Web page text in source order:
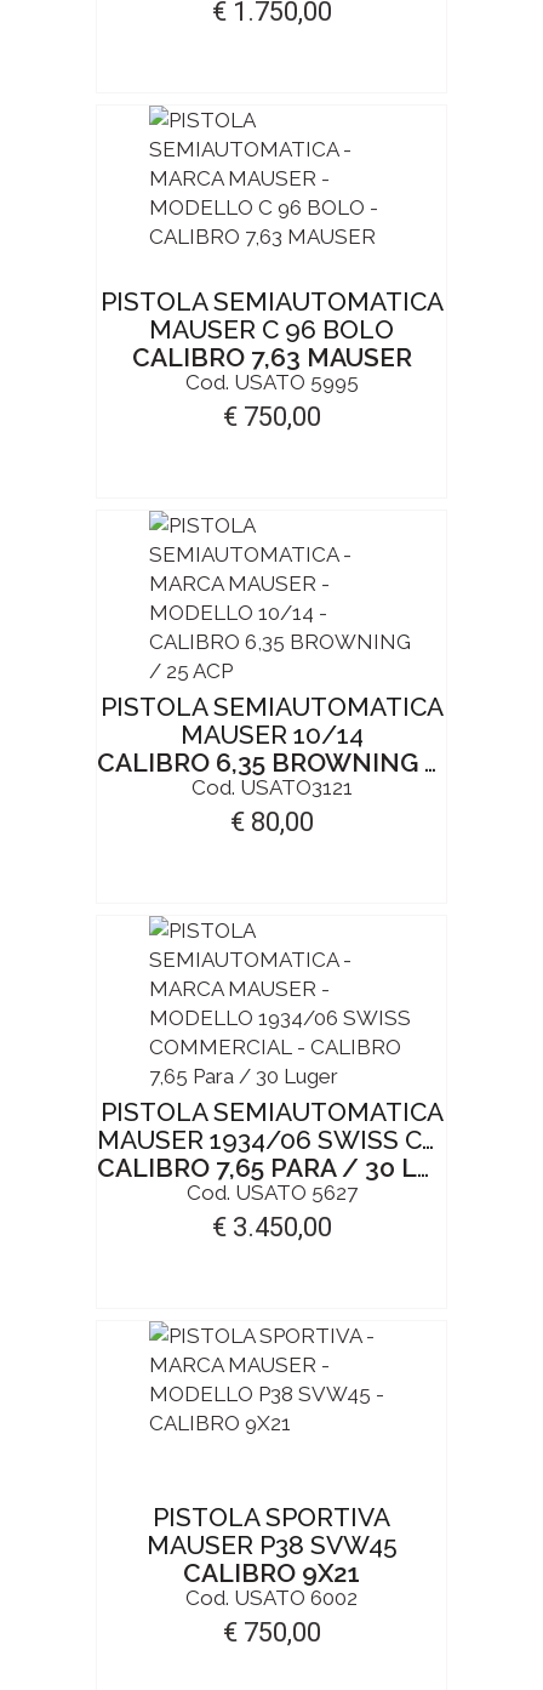
€ 1.750,00
PISTOLA SEMIAUTOMATICA
MAUSER C 96 BOLO
CALIBRO 7,63 MAUSER
Cod. USATO 5995
€ 750,00
PISTOLA SEMIAUTOMATICA
MAUSER 10/14
CALIBRO 6,35 BROWNING / 25 ACP
Cod. USATO3121
€ 80,00
PISTOLA SEMIAUTOMATICA
MAUSER 1934/06 SWISS COMMERCIAL
CALIBRO 7,65 PARA / 30 LUGER
Cod. USATO 5627
€ 3.450,00
PISTOLA SPORTIVA
MAUSER P38 SVW45
CALIBRO 9X21
Cod. USATO 6002
€ 750,00